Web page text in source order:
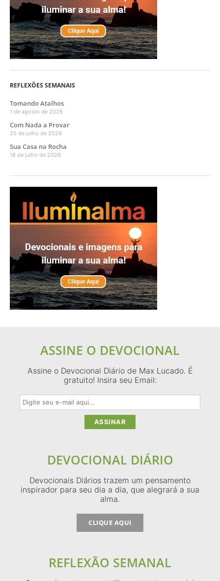
REFLEXÕES SEMANAIS
Tomando Atalhos
1 de agosto de 2026
Com Nada a Provar
25 de julho de 2026
Sua Casa na Rocha
18 de julho de 2026
ASSINE O DEVOCIONAL
Assine o Devocional Diário de Max Lucado. É
gratuito! Insira seu Email:
DEVOCIONAL DIÁRIO
Devocionais Diários trazem um pensamento
inspirador para seu dia a dia, que alegrará a sua
alma.
CLIQUE AQUI
REFLEXÃO SEMANAL